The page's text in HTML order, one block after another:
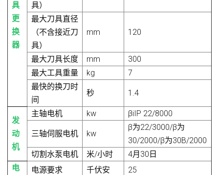
具
更
换
器
具）
最大刀具直径
（不含接近刀
具）
mm 120
最大刀具长度 mm
300
最大工具重量
kg
7
最快的换刀时
间
秒 1.4
发
动
机
主轴电机 kw βiIP 22/8000
三轴伺服电机 kw
β为22/3000/β为
30/2000/β为30B/2000
切割水泵电机
米/小时
4月30日
电
电源要求 千伏安 25